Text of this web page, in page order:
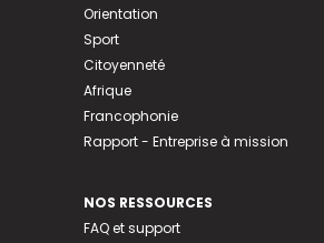
Orientation
Sport
Citoyenneté
Afrique
Francophonie
Rapport - Entreprise à mission
NOS RESSOURCES
FAQ et support